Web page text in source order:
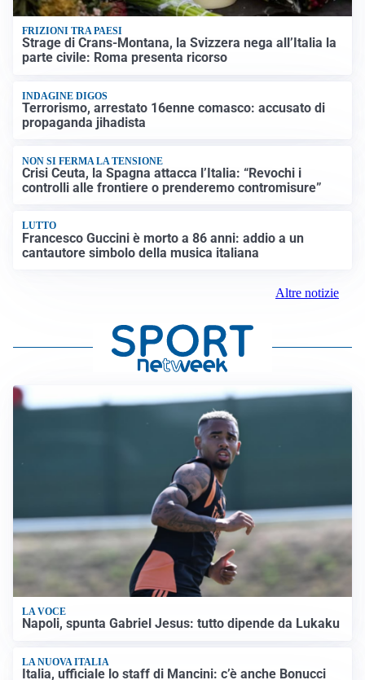
FRIZIONI TRA PAESI
Strage di Crans-Montana, la Svizzera nega all’Italia la
parte civile: Roma presenta ricorso
INDAGINE DIGOS
Terrorismo, arrestato 16enne comasco: accusato di
propaganda jihadista
NON SI FERMA LA TENSIONE
Crisi Ceuta, la Spagna attacca l’Italia: “Revochi i
controlli alle frontiere o prenderemo contromisure”
LUTTO
Francesco Guccini è morto a 86 anni: addio a un
cantautore simbolo della musica italiana
Altre notizie
LA VOCE
Napoli, spunta Gabriel Jesus: tutto dipende da Lukaku
LA NUOVA ITALIA
Italia, ufficiale lo staff di Mancini: c’è anche Bonucci